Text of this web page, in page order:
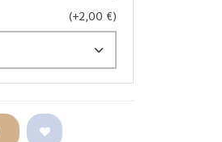
(+2,00 €)